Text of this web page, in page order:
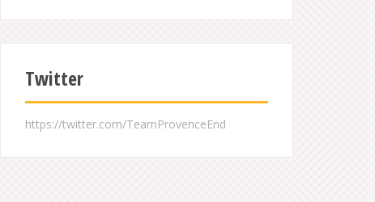
Twitter
https://twitter.com/TeamProvenceEnd